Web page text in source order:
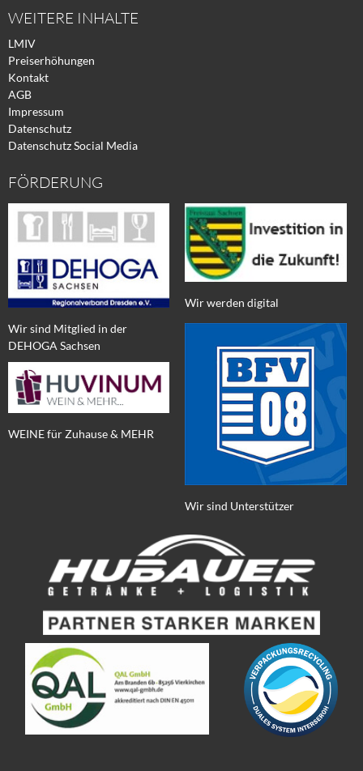
WEITERE INHALTE
LMIV
Preiserhöhungen
Kontakt
AGB
Impressum
Datenschutz
Datenschutz Social Media
FÖRDERUNG
Wir sind Mitglied in der
DEHOGA Sachsen
WEINE für Zuhause & MEHR
Wir werden digital
Wir sind Unterstützer